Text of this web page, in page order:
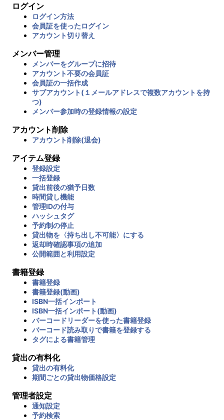
ログイン
ログイン方法
会員証を使ったログイン
アカウント切り替え
メンバー管理
メンバーをグループに招待
アカウント不要の会員証
会員証の一括作成
サブアカウント(１メールアドレスで複数アカウントを持
つ)
メンバー参加時の登録情報の設定
アカウント削除
アカウント削除(退会)
アイテム登録
登録設定
一括登録
貸出前後の猶予日数
時間貸し機能
管理IDの付与
ハッシュタグ
予約制の停止
貸出物を〈持ち出し不可能〉にする
返却時確認事項の追加
公開範囲と利用設定
書籍登録
書籍登録
書籍登録(動画)
ISBN一括インポート
ISBN一括インポート(動画)
バーコードリーダーを使った書籍登録
バーコード読み取りで書籍を登録する
タグによる書籍管理
貸出の有料化
貸出の有料化
期間ごとの貸出物価格設定
管理者設定
通知設定
予約検索